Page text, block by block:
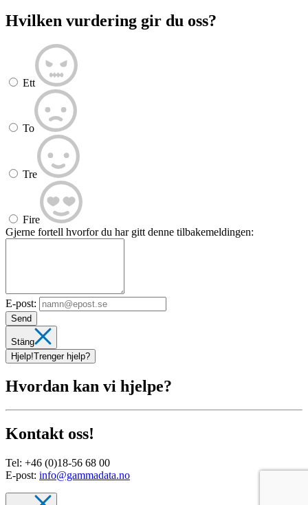
Hvilken vurdering gir du oss?
Ett
To
Tre
Fire
Gjerne fortell hvorfor du har gitt denne tilbakemeldingen:
E-post:
Send
Stäng
Hjelp!Trenger hjelp?
Hvordan kan vi hjelpe?
Kontakt oss!
Tel: +46 (0)18-56 68 00
E-post: info@gammadata.no